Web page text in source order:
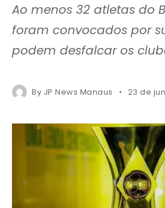
Ao menos 32 atletas do
foram convocados por
podem desfalcar os
By JP News Manaus 23 de